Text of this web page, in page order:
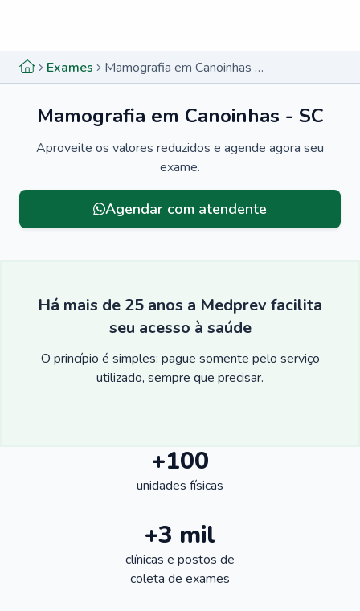
Exames Mamografia em Canoinhas - SC
Mamografia em Canoinhas - SC
Aproveite os valores reduzidos e agende agora seu
exame.
Agendar com atendente
Há mais de 25 anos a Medprev facilita
seu acesso à saúde
O princípio é simples: pague somente pelo serviço
utilizado, sempre que precisar.
+100
unidades físicas
+3 mil
clínicas e postos de
coleta de exames